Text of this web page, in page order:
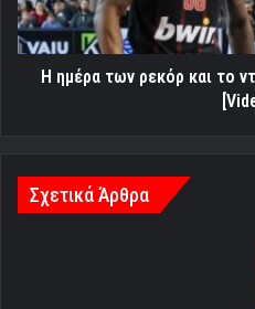
ντεμπούτο
Τζόουνς
αλλιώς!
[Video]
Η ημέρα των ρεκόρ και το
Σχετικά Άρθρα